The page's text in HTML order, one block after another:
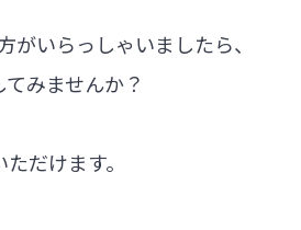
いらっしゃいましたら、
みませんか？
だけます。